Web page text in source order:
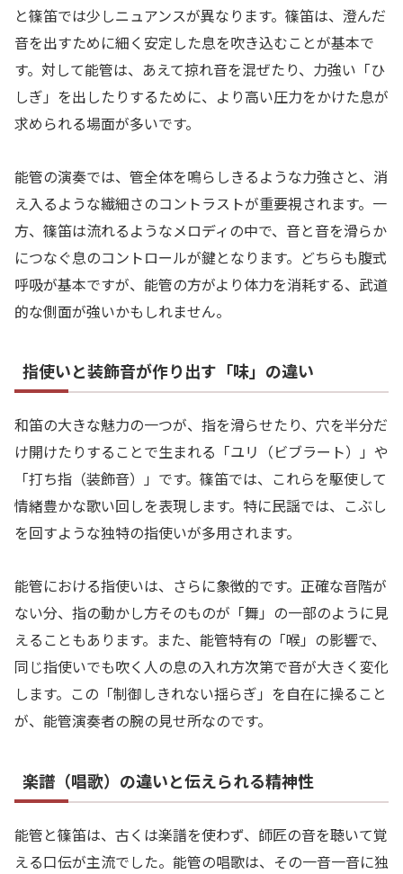
と篠笛では少しニュアンスが異なります。篠笛は、澄んだ
音を出すために細く安定した息を吹き込むことが基本で
す。対して能管は、あえて掠れ音を混ぜたり、力強い「ひ
しぎ」を出したりするために、より高い圧力をかけた息が
求められる場面が多いです。
能管の演奏では、管全体を鳴らしきるような力強さと、消
え入るような繊細さのコントラストが重要視されます。一
方、篠笛は流れるようなメロディの中で、音と音を滑らか
につなぐ息のコントロールが鍵となります。どちらも腹式
呼吸が基本ですが、能管の方がより体力を消耗する、武道
的な側面が強いかもしれません。
指使いと装飾音が作り出す「味」の違い
和笛の大きな魅力の一つが、指を滑らせたり、穴を半分だ
け開けたりすることで生まれる「ユリ（ビブラート）」や
「打ち指（装飾音）」です。篠笛では、これらを駆使して
情緒豊かな歌い回しを表現します。特に民謡では、こぶし
を回すような独特の指使いが多用されます。
能管における指使いは、さらに象徴的です。正確な音階が
ない分、指の動かし方そのものが「舞」の一部のように見
えることもあります。また、能管特有の「喉」の影響で、
同じ指使いでも吹く人の息の入れ方次第で音が大きく変化
します。この「制御しきれない揺らぎ」を自在に操ること
が、能管演奏者の腕の見せ所なのです。
楽譜（唱歌）の違いと伝えられる精神性
能管と篠笛は、古くは楽譜を使わず、師匠の音を聴いて覚
える口伝が主流でした。能管の唱歌は、その一音一音に独